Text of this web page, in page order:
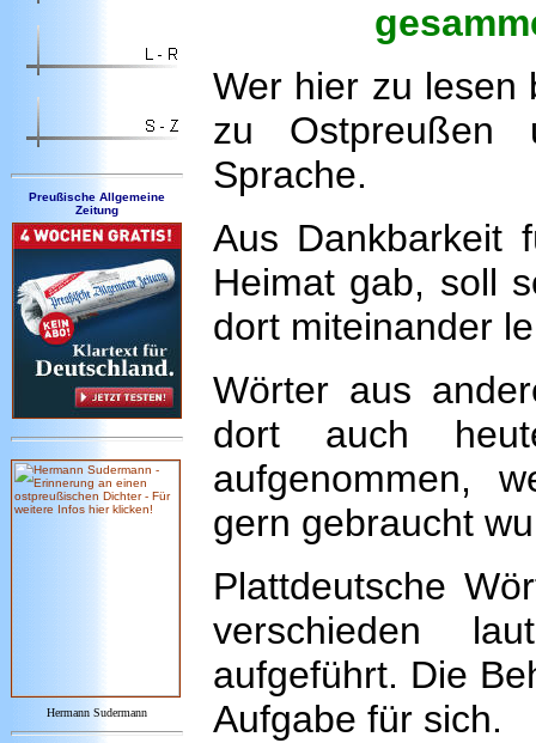
Preußische Allgemeine
Zeitung
Hermann Sudermann
Wer hier zu lesen
zu Ostpreußen
Sprache.
Aus Dankbarkeit
Heimat gab, soll
dort miteinander
Wörter aus
dort auch
aufgenommen,
gern gebraucht
Plattdeutsche
verschieden
aufgeführt. Die
Aufgabe für sich.